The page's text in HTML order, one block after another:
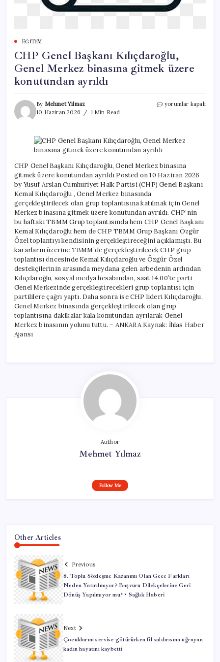
EĞITIM
CHP Genel Başkanı Kılıçdaroğlu,
Genel Merkez binasına gitmek üzere
konutundan ayrıldı
By Mehmet Yılmaz
10 Haziran 2026
1 Min Read
CHP
Genel
Merkez
gitmek
üzere
konutundan
ayrıldı
yorumlar kapalı
CHP Genel Başkanı Kılıçdaroğlu, Genel Merkez binasına
gitmek üzere konutundan ayrıldı Posted on 10 Haziran 2026
by Yusuf Arslan Cumhuriyet Halk Partisi (CHP) Genel Başkanı
Kemal Kılıçdaroğlu , Genel Merkez binasında
gerçekleştirilecek olan grup toplantısına katılmak için Genel
Merkez binasına gitmek üzere konutundan ayrıldı. CHP’nin
bu haftaki TBMM Grup toplantısında hem CHP Genel Başkanı
Kemal Kılıçdaroğlu hem de CHP TBMM Grup Başkanı Özgür
Özel toplantıyı kendisinin gerçekleştireceğini açıklamıştı. Bu
kararların üzerine TBMM’de gerçekleştirilecek CHP grup
toplantısı öncesinde Kemal Kılıçdaroğlu ve Özgür Özel
destekçilerinin arasında meydana gelen arbedenin ardından
Kılıçdaroğlu, sosyal medya hesabından, saat 14.00’te parti
Genel Merkezinde gerçekleştirecekleri grup toplantısı için
partililere çağrı yaptı. Daha sonra ise CHP lideri Kılıçdaroğlu,
Genel Merkez binasında gerçekleştirilecek olan grup
toplantısına dakikalar kala konutundan ayrılarak Genel
Merkez binasının yolunu tuttu. – ANKARA Kaynak: İhlas Haber
Ajansı
Author
Mehmet Yılmaz
Follow Me
Other Articles
Previous
8. Toplu Sözleşme Kazanımı Olan Gece Farkları
Neden Yatırılmıyor? Başvuru Dilekçelerine Geri
Dönüş Yapılmıyor mu? • Sağlık Haberi
Next
Çocuklarını servise götürürken fil saldırısına uğrayan
kadın hayatını kaybetti